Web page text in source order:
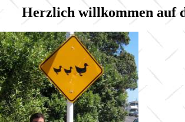
Herzlich willkommen auf